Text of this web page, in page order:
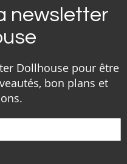
newsletter
Dollhouse pour être
bon plans et